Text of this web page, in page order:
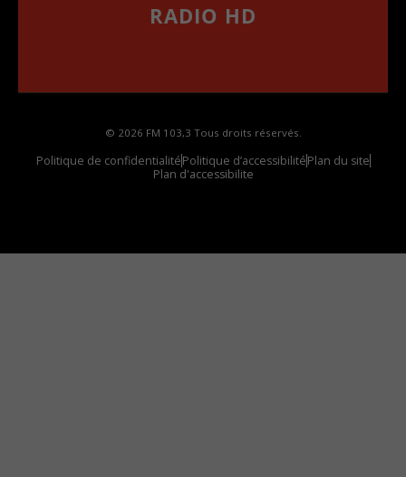
RADIO HD
© 2026 FM 103,3 Tous droits réservés.
Politique de confidentialitéPolitique d’accessibilitéPlan du site
Plan d'accessibilite